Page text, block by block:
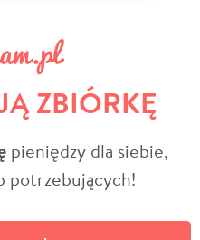
ZBIÓRKĘ
pieniędzy dla siebie,
potrzebujących!